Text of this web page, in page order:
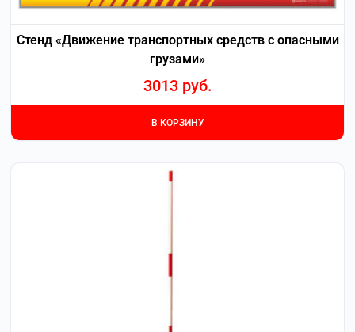
Стенд «Движение транспортных средств с опасными
грузами»
3013 руб.
В КОРЗИНУ